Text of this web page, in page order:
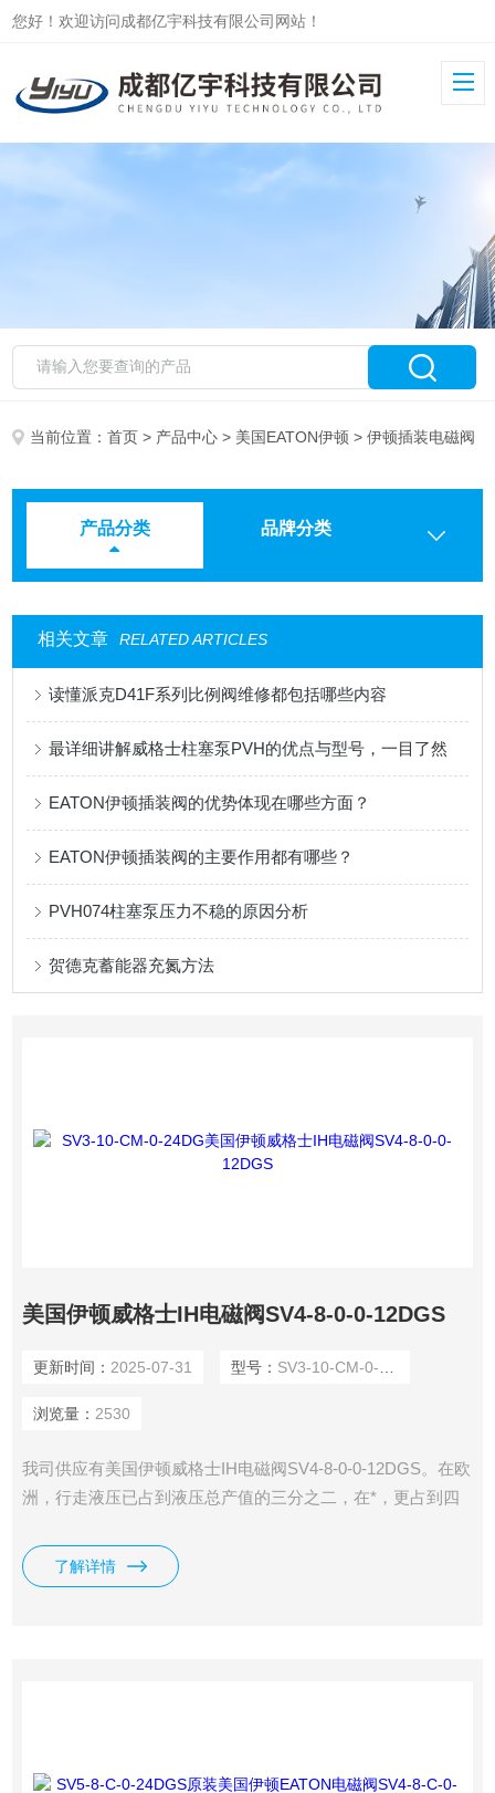
您好！欢迎访问成都亿宇科技有限公司网站！
当前位置：首页 > 产品中心 > 美国EATON伊顿 > 伊顿插装电磁阀
产品分类 品牌分类
相关文章 RELATED ARTICLES
读懂派克D41F系列比例阀维修都包括哪些内容
最详细讲解威格士柱塞泵PVH的优点与型号，一目了然
EATON伊顿插装阀的优势体现在哪些方面？
EATON伊顿插装阀的主要作用都有哪些？
PVH074柱塞泵压力不稳的原因分析
贺德克蓄能器充氮方法
美国伊顿威格士IH电磁阀SV4-8-0-0-12DGS
更新时间： 2025-07-31 型号： SV3-10-CM-0-24DG
浏览量： 2530
我司供应有美国伊顿威格士IH电磁阀SV4-8-0-0-12DGS。在欧
洲，行走液压已占到液压总产值的三分之二，在*，更占到四
了解详情